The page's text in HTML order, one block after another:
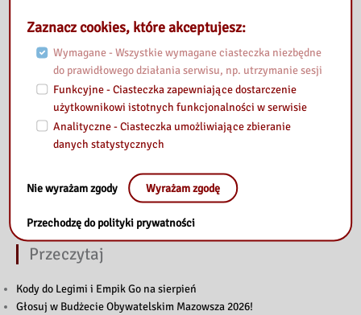
Przeczytaj
Kody do Legimi i Empik Go na sierpień
Głosuj w Budżecie Obywatelskim Mazowsza 2026!
Zaznacz cookies, które akceptujesz:
Wymagane - Wszystkie wymagane ciasteczka niezbędne
do prawidłowego działania serwisu, np. utrzymanie sesji
Funkcyjne - Ciasteczka zapewniające dostarczenie
użytkownikowi istotnych funkcjonalności w serwisie
Analityczne - Ciasteczka umożliwiające zbieranie
danych statystycznych
Nie wyrażam zgody Wyrażam zgodę
Przechodzę do polityki prywatności